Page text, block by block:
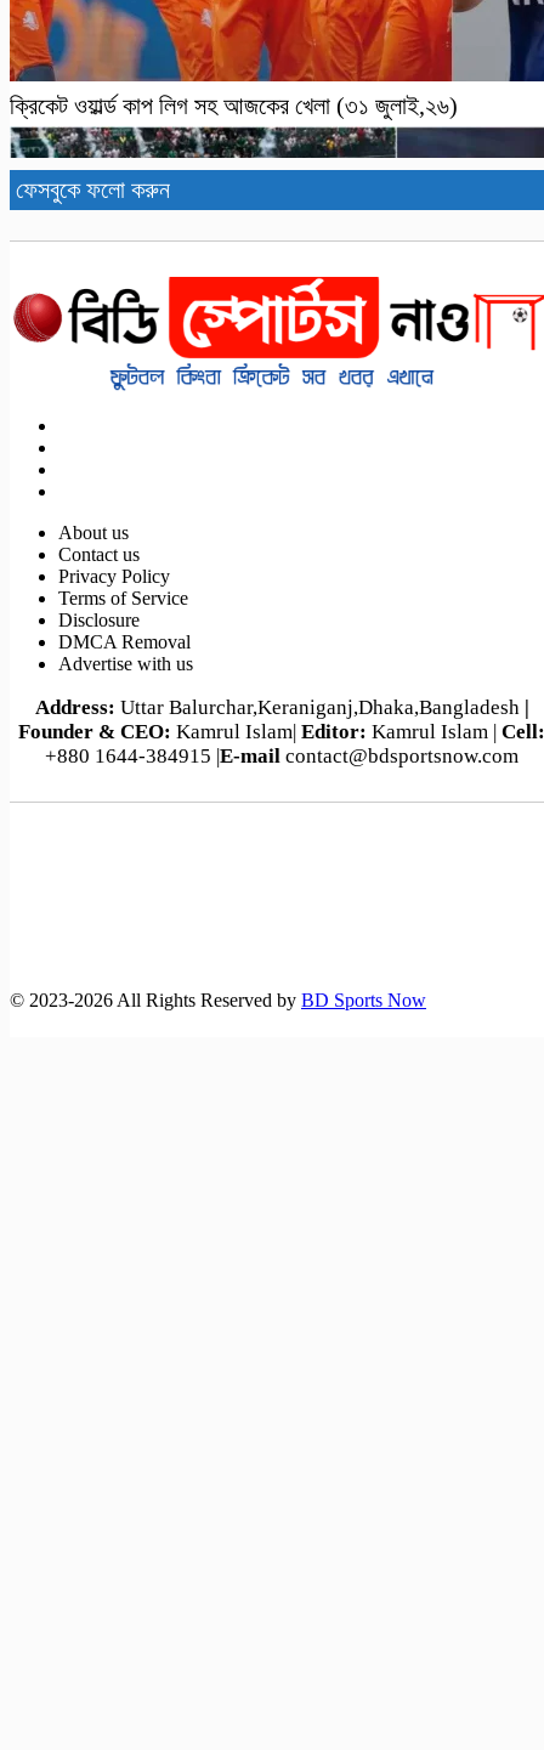
ক্রিকেট ওয়ার্ল্ড কাপ লিগ সহ আজকের খেলা (৩১ জুলাই,২৬)
পর্তুগাল-ক্রোয়েশিয়া বিশ্বকাপ ফুটবল ম্যাচসহ আজকের খেলা (২
জুলাই,২০২৬)
ফেসবুকে ফলো করুন
About us
Contact us
Privacy Policy
Terms of Service
Disclosure
DMCA Removal
Advertise with us
Address: Uttar Balurchar,Keraniganj,Dhaka,Bangladesh |
Founder & CEO: Kamrul Islam| Editor: Kamrul Islam | Cell:
+880 1644-384915 |E-mail contact@bdsportsnow.com
©️ 2023-2026 All Rights Reserved by BD Sports Now